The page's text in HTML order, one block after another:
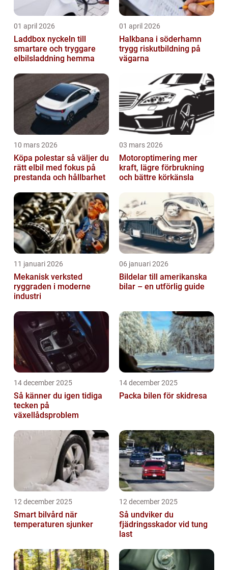
01 april 2026
Laddbox nyckeln till
smartare och tryggare
elbilsladdning hemma
01 april 2026
Halkbana i söderhamn
trygg riskutbildning på
vägarna
10 mars 2026
Köpa polestar så väljer du
rätt elbil med fokus på
prestanda och hållbarhet
03 mars 2026
Motoroptimering mer
kraft, lägre förbrukning
och bättre körkänsla
11 januari 2026
Mekanisk verksted
ryggraden i moderne
industri
06 januari 2026
Bildelar till amerikanska
bilar – en utförlig guide
14 december 2025
Så känner du igen tidiga
tecken på
växellådsproblem
14 december 2025
Packa bilen för skidresa
12 december 2025
Smart bilvård när
temperaturen sjunker
12 december 2025
Så undviker du
fjädringsskador vid tung
last